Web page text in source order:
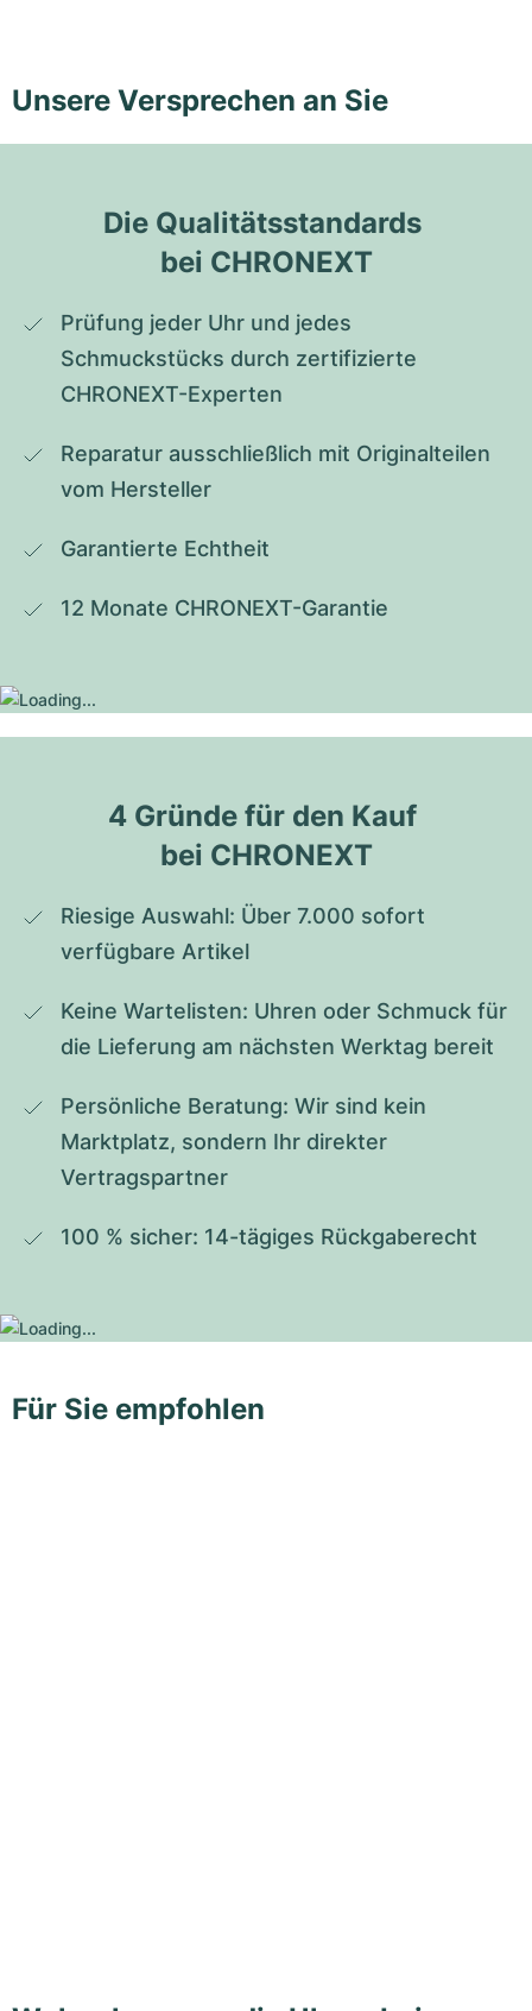
Unsere Versprechen an Sie
Die Qualitätsstandards
bei CHRONEXT
Prüfung jeder Uhr und jedes
Schmuckstücks durch zertifizierte
CHRONEXT-Experten
Reparatur ausschließlich mit Originalteilen
vom Hersteller
Garantierte Echtheit
12 Monate CHRONEXT-Garantie
4 Gründe für den Kauf
bei CHRONEXT
Riesige Auswahl: Über 7.000 sofort
verfügbare Artikel
Keine Wartelisten: Uhren oder Schmuck für
die Lieferung am nächsten Werktag bereit
Persönliche Beratung: Wir sind kein
Marktplatz, sondern Ihr direkter
Vertragspartner
100 % sicher: 14-tägiges Rückgaberecht
Für Sie empfohlen